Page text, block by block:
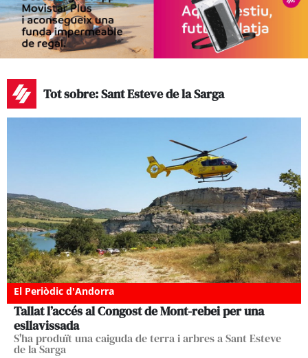
Tot sobre: Sant Esteve de la Sarga
El Periòdic d'Andorra
Tallat l’accés al Congost de Mont-rebei per una
esllavissada
S'ha produït una caiguda de terra i arbres a Sant Esteve
de la Sarga